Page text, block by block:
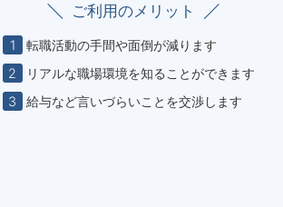
ご利用のメリット
1
転職活動の手間や面倒が減ります
2
リアルな職場環境を知ることができます
3
給与など言いづらいことを交渉します